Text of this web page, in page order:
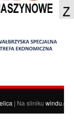
| Na silniku windu.org